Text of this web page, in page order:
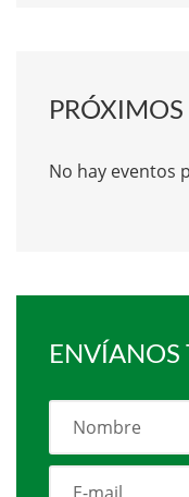
No hay eventos
ENVÍANOS